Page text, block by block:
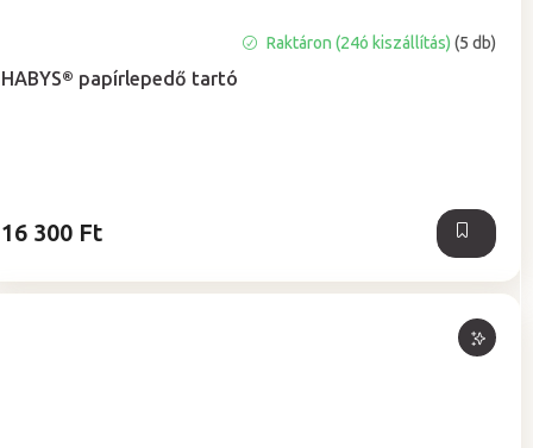
HABYS® papírlepedő tartó
átlagos
Raktáron (24ó kiszállítás)(5 db)
16 300 Ft